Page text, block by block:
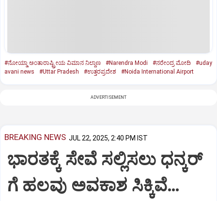
#ನೋಯ್ಡಾ ಅಂತಾರಾಷ್ಟ್ರೀಯ ವಿಮಾನ ನಿಲ್ದಾಣ #Narendra Modi #ನರೇಂದ್ರ ಮೋದಿ
#uday
avani news
#Uttar Pradesh #ಉತ್ತರಪ್ರದೇಶ #Noida International Airport
ADVERTISEMENT
BREAKING NEWS JUL 22, 2025, 2:40 PM IST
ಭಾರತಕ್ಕೆ ಸೇವೆ ಸಲ್ಲಿಸಲು ಧನ್ಕರ್‌
ಗೆ ಹಲವು ಅವಕಾಶ ಸಿಕ್ಕಿವೆ…